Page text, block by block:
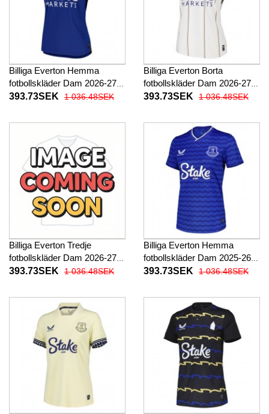
Billiga Everton Hemma
fotbollskläder Dam 2026-27
Kortärmad
393.73SEK 1 036.48SEK
Billiga Everton Borta
fotbollskläder Dam 2026-27
Kortärmad
393.73SEK 1 036.48SEK
Billiga Everton Tredje
fotbollskläder Dam 2026-27
Kortärmad
393.73SEK 1 036.48SEK
Billiga Everton Hemma
fotbollskläder Dam 2025-26
Kortärmad
393.73SEK 1 036.48SEK